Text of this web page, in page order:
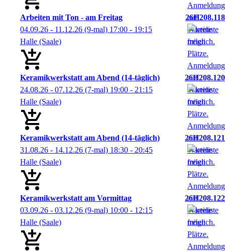
Arbeiten mit Ton - am Freitag
26H208.118
04.09.26 - 11.12.26 (9-mal) 17:00 - 19:15
Halle (Saale)
Keramikwerkstatt am Abend (14-täglich)
26H208.120
24.08.26 - 07.12.26 (7-mal) 19:00 - 21:15
Halle (Saale)
Keramikwerkstatt am Abend (14-täglich)
26H208.121
31.08.26 - 14.12.26 (7-mal) 18:30 - 20:45
Halle (Saale)
Keramikwerkstatt am Vormittag
26H208.122
03.09.26 - 03.12.26 (9-mal) 10:00 - 12:15
Halle (Saale)